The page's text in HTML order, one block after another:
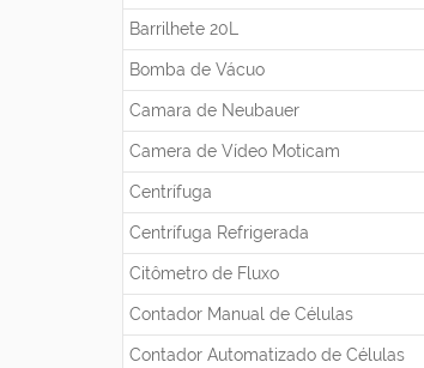
Barrilhete 20L
Bomba de Vácuo
Camara de Neubauer
Camera de Vídeo Moticam
Centrífuga
Centrífuga Refrigerada
Citômetro de Fluxo
Contador Manual de Células
Contador Automatizado de Células